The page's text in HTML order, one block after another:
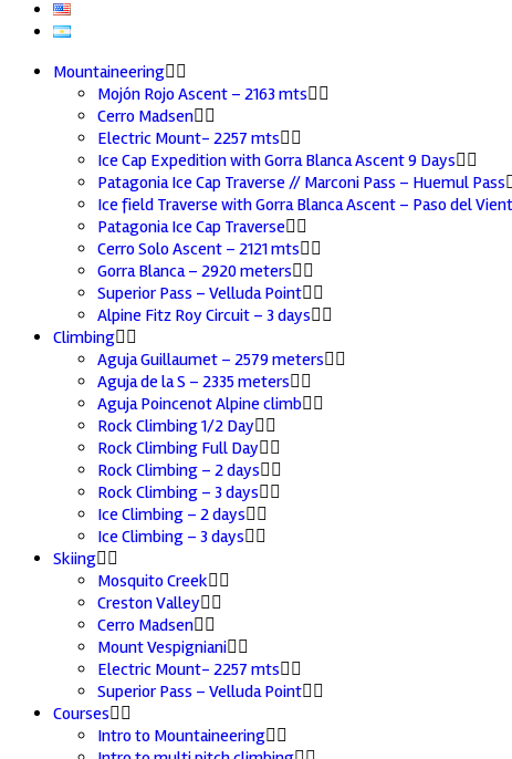
Mountaineering
Mojón Rojo Ascent – 2163 mts
Cerro Madsen
Electric Mount- 2257 mts
Ice Cap Expedition with Gorra Blanca Ascent 9 Days
Patagonia Ice Cap Traverse // Marconi Pass – Huemul Pass
Ice field Traverse with Gorra Blanca Ascent – Paso del
Patagonia Ice Cap Traverse
Cerro Solo Ascent – 2121 mts
Gorra Blanca – 2920 meters
Superior Pass – Velluda Point
Alpine Fitz Roy Circuit – 3 days
Climbing
Aguja Guillaumet – 2579 meters
Aguja de la S – 2335 meters
Aguja Poincenot Alpine climb
Rock Climbing 1/2 Day
Rock Climbing Full Day
Rock Climbing – 2 days
Rock Climbing – 3 days
Ice Climbing – 2 days
Ice Climbing – 3 days
Skiing
Mosquito Creek
Creston Valley
Cerro Madsen
Mount Vespigniani
Electric Mount- 2257 mts
Superior Pass – Velluda Point
Courses
Intro to Mountaineering